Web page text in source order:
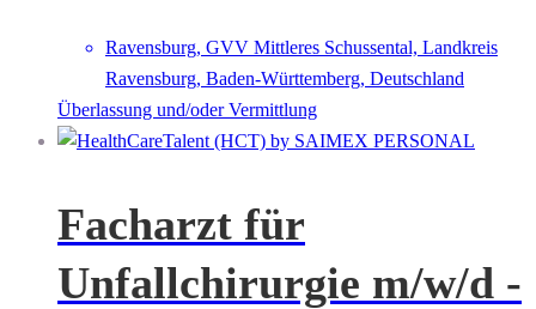
Ravensburg, GVV Mittleres Schussental, Landkreis
Ravensburg, Baden-Württemberg, Deutschland
Überlassung und/oder Vermittlung
Facharzt für
Unfallchirurgie m/w/d -